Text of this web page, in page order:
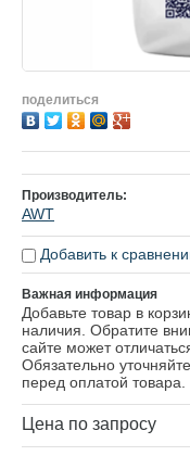
поделиться
Производитель:
AWT
Добавить к
Важная информация
Добавьте товар в
наличия. Обратите
сайте может
Обязательно
перед оплатой товара.
Цена по запросу